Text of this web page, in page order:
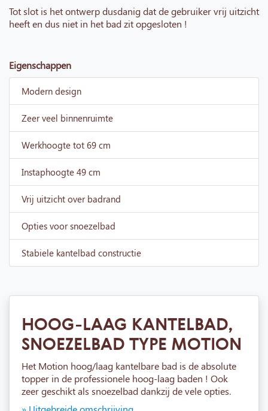
Tot slot is het ontwerp dusdanig dat de gebruiker vrij uitzicht
heeft en dus niet in het bad zit opgesloten !
Eigenschappen
Modern design
Zeer veel binnenruimte
Werkhoogte tot 69 cm
Instaphoogte 49 cm
Vrij uitzicht over badrand
Opties voor snoezelbad
Stabiele kantelbad constructie
HOOG-LAAG KANTELBAD,
SNOEZELBAD TYPE MOTION
Het Motion hoog/laag kantelbare bad is de absolute
topper in de professionele hoog-laag baden ! Ook
zeer geschikt als snoezelbad dankzij de vele opties.